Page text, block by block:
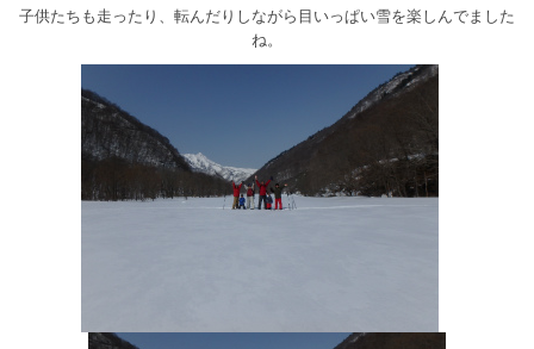
子供たちも走ったり、転んだりしながら目いっぱい雪を楽しんでました
ね。